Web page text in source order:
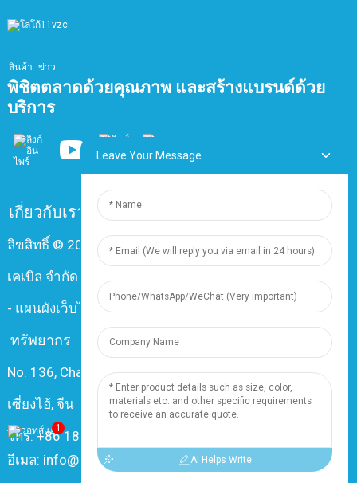
สินค้า ข่าว
พิชิตตลาดด้วยคุณภาพ และสร้างแบรนด์ด้วย
บริการ
เกี่ยวกับเรา คำถามที่พบบ่อย
ลิขสิทธิ์ © 2024 บริษัท เซี่ยงไฮ้ ติงจุน อิเล็กทริก แอนด์
เคเบิล จำกัด สงวนลิขสิทธิ์ทุกประการ
- แผนผังเว็บไซต์ - Resource
ทรัพยากร
No. 136, Changxiang Rd., Nanxiang Town, 201802,
เซี่ยงไฮ้, จีน
โทร: +86 18019377761
อีเมล: info@dingzuncable.com
1
Leave Your Message
AI Helps Write